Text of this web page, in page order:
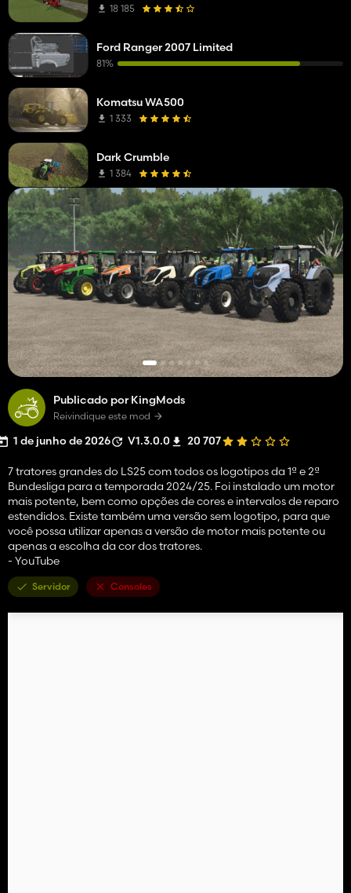
Publicado por KingMods
Reivindique este mod
1 de junho de 2026 V1.3.0.0 20 707
7 tratores grandes do LS25 com todos os logotipos da 1ª e 2ª
Bundesliga para a temporada 2024/25. Foi instalado um motor
mais potente, bem como opções de cores e intervalos de reparo
estendidos. Existe também uma versão sem logotipo, para que
você possa utilizar apenas a versão de motor mais potente ou
apenas a escolha da cor dos tratores.
- YouTube
Servidor Consoles
18 185
Ford Ranger 2007 Limited
81%
Komatsu WA500
1 333
Dark Crumble
1 384